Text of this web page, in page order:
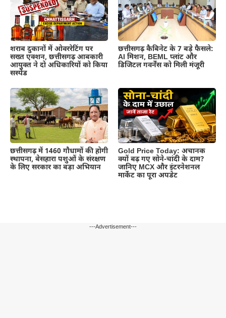
शराब दुकानों में ओवररेटिंग पर
सख्त एक्शन, छत्तीसगढ़ आबकारी
आयुक्त ने दो अधिकारियों को किया
सस्पेंड
छत्तीसगढ़ कैबिनेट के 7 बड़े फैसले:
AI मिशन, BEML प्लांट और
डिजिटल गवर्नेंस को मिली मंजूरी
छत्तीसगढ़ में 1460 गौधामों की होगी
स्थापना, बेसहारा पशुओं के संरक्षण
के लिए सरकार का बड़ा अभियान
Gold Price Today: अचानक
क्यों बढ़ गए सोने-चांदी के दाम?
जानिए MCX और इंटरनेशनल
मार्केट का पूरा अपडेट
---Advertisement---